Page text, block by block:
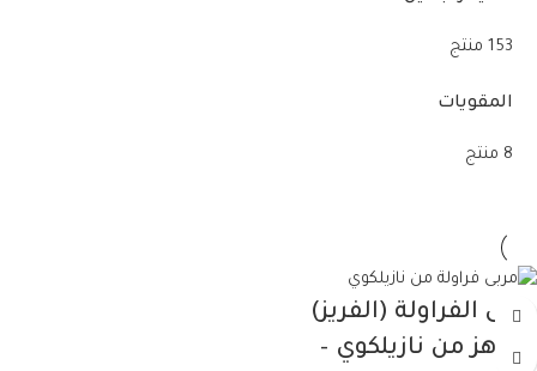
153 منتج
المقويات
8 منتج
مربى الفراولة (الفريز)
الجاهز من نازيلكوي –